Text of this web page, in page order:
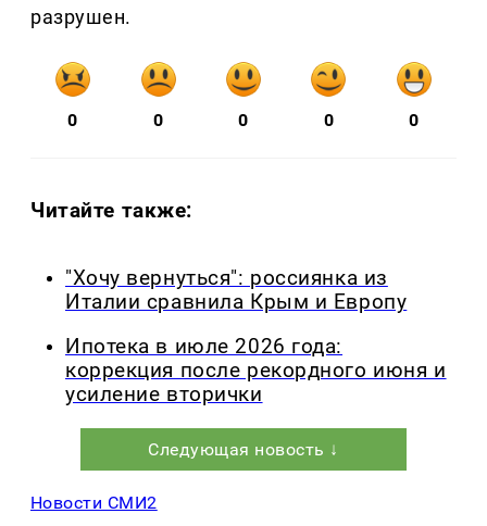
разрушен.
0 0 0 0 0
Читайте также:
"Хочу вернуться": россиянка из
Италии сравнила Крым и Европу
Ипотека в июле 2026 года:
коррекция после рекордного июня и
усиление вторички
Следующая новость ↓
Новости СМИ2